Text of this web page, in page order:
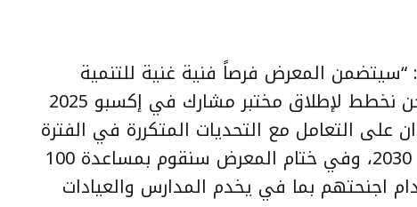
“سيتضمن المعرض فرصاً فنية غنية للتنمية
الثقافية والمهنية والتطوير، ونحن نخطط لإطلاق مختبر مشارك في إكسبو 2025
على التعامل مع التحديات المتكررة في الفترة
التحضيرية لمعرض الرياض إكسبو 2030، وفي ختام المعرض سنقوم بمساعدة 100
اجنحتهم بما في يخدم المدارس والعيادات